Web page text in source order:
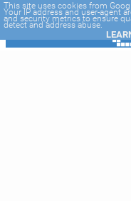
-->
This site uses cookies from
Your IP address and user-agent
and security metrics to ensure
detect and address abuse.